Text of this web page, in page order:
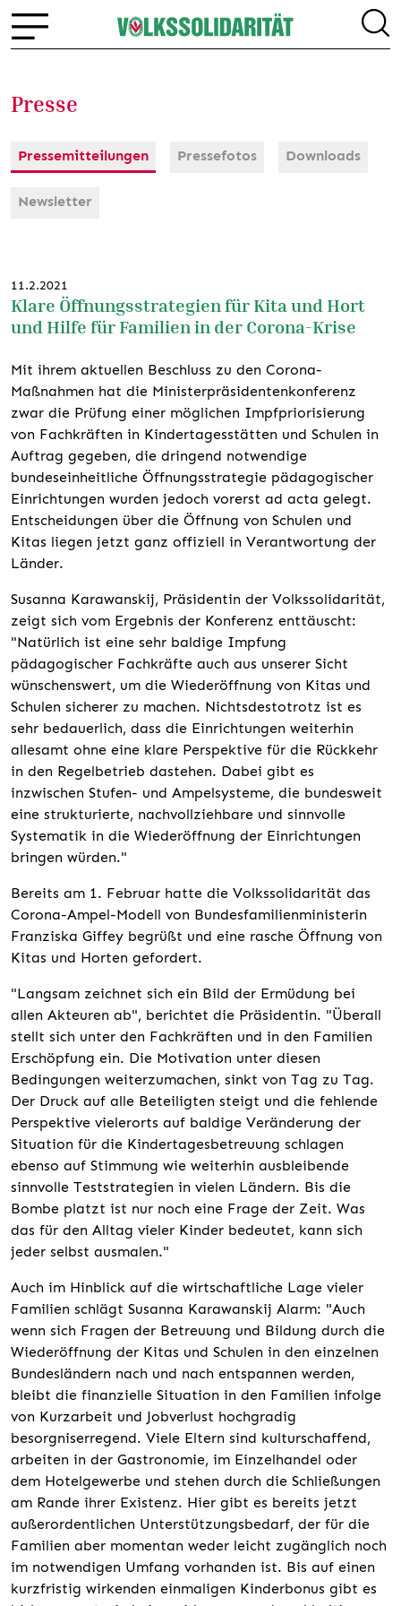
Presse
Pressemitteilungen Pressefotos Downloads
Newsletter
11.2.2021
Klare Öffnungsstrategien für Kita und Hort
und Hilfe für Familien in der Corona-Krise
Mit ihrem aktuellen Beschluss zu den Corona-
Maßnahmen hat die Ministerpräsidentenkonferenz
zwar die Prüfung einer möglichen Impfpriorisierung
von Fachkräften in Kindertagesstätten und Schulen in
Auftrag gegeben, die dringend notwendige
bundeseinheitliche Öffnungsstrategie pädagogischer
Einrichtungen wurden jedoch vorerst ad acta gelegt.
Entscheidungen über die Öffnung von Schulen und
Kitas liegen jetzt ganz offiziell in Verantwortung der
Länder.
Susanna Karawanskij, Präsidentin der Volkssolidarität,
zeigt sich vom Ergebnis der Konferenz enttäuscht:
"Natürlich ist eine sehr baldige Impfung
pädagogischer Fachkräfte auch aus unserer Sicht
wünschenswert, um die Wiederöffnung von Kitas und
Schulen sicherer zu machen. Nichtsdestotrotz ist es
sehr bedauerlich, dass die Einrichtungen weiterhin
allesamt ohne eine klare Perspektive für die Rückkehr
in den Regelbetrieb dastehen. Dabei gibt es
inzwischen Stufen- und Ampelsysteme, die bundesweit
eine strukturierte, nachvollziehbare und sinnvolle
Systematik in die Wiederöffnung der Einrichtungen
bringen würden."
Bereits am 1. Februar hatte die Volkssolidarität das
Corona-Ampel-Modell von Bundesfamilienministerin
Franziska Giffey begrüßt und eine rasche Öffnung von
Kitas und Horten gefordert.
"Langsam zeichnet sich ein Bild der Ermüdung bei
allen Akteuren ab", berichtet die Präsidentin. "Überall
stellt sich unter den Fachkräften und in den Familien
Erschöpfung ein. Die Motivation unter diesen
Bedingungen weiterzumachen, sinkt von Tag zu Tag.
Der Druck auf alle Beteiligten steigt und die fehlende
Perspektive vielerorts auf baldige Veränderung der
Situation für die Kindertagesbetreuung schlagen
ebenso auf Stimmung wie weiterhin ausbleibende
sinnvolle Teststrategien in vielen Ländern. Bis die
Bombe platzt ist nur noch eine Frage der Zeit. Was
das für den Alltag vieler Kinder bedeutet, kann sich
jeder selbst ausmalen."
Auch im Hinblick auf die wirtschaftliche Lage vieler
Familien schlägt Susanna Karawanskij Alarm: "Auch
wenn sich Fragen der Betreuung und Bildung durch die
Wiederöffnung der Kitas und Schulen in den einzelnen
Bundesländern nach und nach entspannen werden,
bleibt die finanzielle Situation in den Familien infolge
von Kurzarbeit und Jobverlust hochgradig
besorgniserregend. Viele Eltern sind kulturschaffend,
arbeiten in der Gastronomie, im Einzelhandel oder
dem Hotelgewerbe und stehen durch die Schließungen
am Rande ihrer Existenz. Hier gibt es bereits jetzt
außerordentlichen Unterstützungsbedarf, der für die
Familien aber momentan weder leicht zugänglich noch
im notwendigen Umfang vorhanden ist. Bis auf einen
kurzfristig wirkenden einmaligen Kinderbonus gibt es